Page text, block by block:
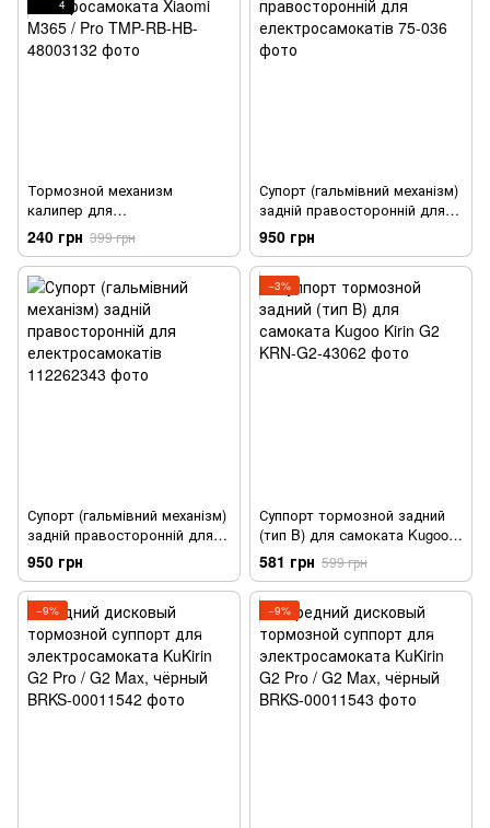
4
Тормозной механизм
калипер для
электросамоката Xiaomi
M365 / Pro
240 грн 399 грн
Супорт (гальмівний механізм)
задній правосторонній для
електросамокатів
950 грн
Супорт (гальмівний механізм)
задній правосторонній для
електросамокатів
950 грн
−3%
Суппорт тормозной задний
(тип B) для самоката Kugoo
Kirin G2
581 грн 599 грн
−9% −9%